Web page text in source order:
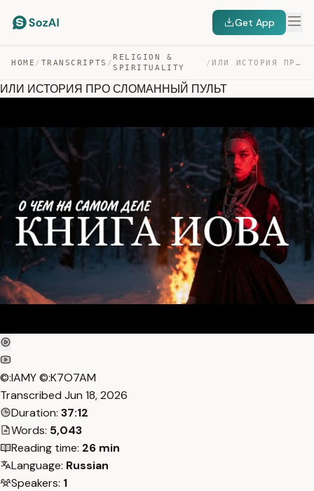
Get App
HOME / TRANSCRIPTS /
RELIGION &
SPIRITUALITY
/ ИЛИ ИСТОРИЯ ПРО СЛОМАННЫЙ ПУЛЬТ — TRANSCRIPT
ИЛИ ИСТОРИЯ ПРО СЛОМАННЫЙ ПУЛЬТ
©:IAMY ©:K7O7AM
Transcribed Jun 18, 2026
Duration: 37:12
Words: 5,043
Reading time: 26 min
Language: Russian
Speakers: 1